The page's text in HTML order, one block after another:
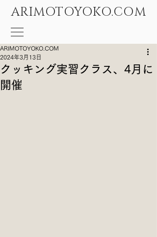
ARIMOTOYOKO.COM
クッキング実習クラス、4月に
開催
ARIMOTOYOKO.COM
2024年3月13日